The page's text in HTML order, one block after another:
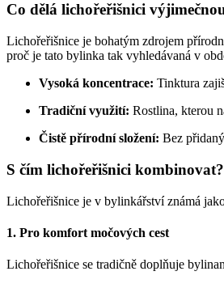
Co dělá lichořeřišnici
Lichořeřišnice je bohatým zdrojem
proč je tato bylinka tak vyhledávaná v
Vysoká koncentrace: Tinktura
Tradiční využití: Rostlina, kterou
Čistě přírodní složení: Bez
S čím lichořeřišnici kombinovat?
Lichořeřišnice je v bylinkářství známá
1. Pro komfort močových cest
Lichořeřišnice se tradičně doplňuje